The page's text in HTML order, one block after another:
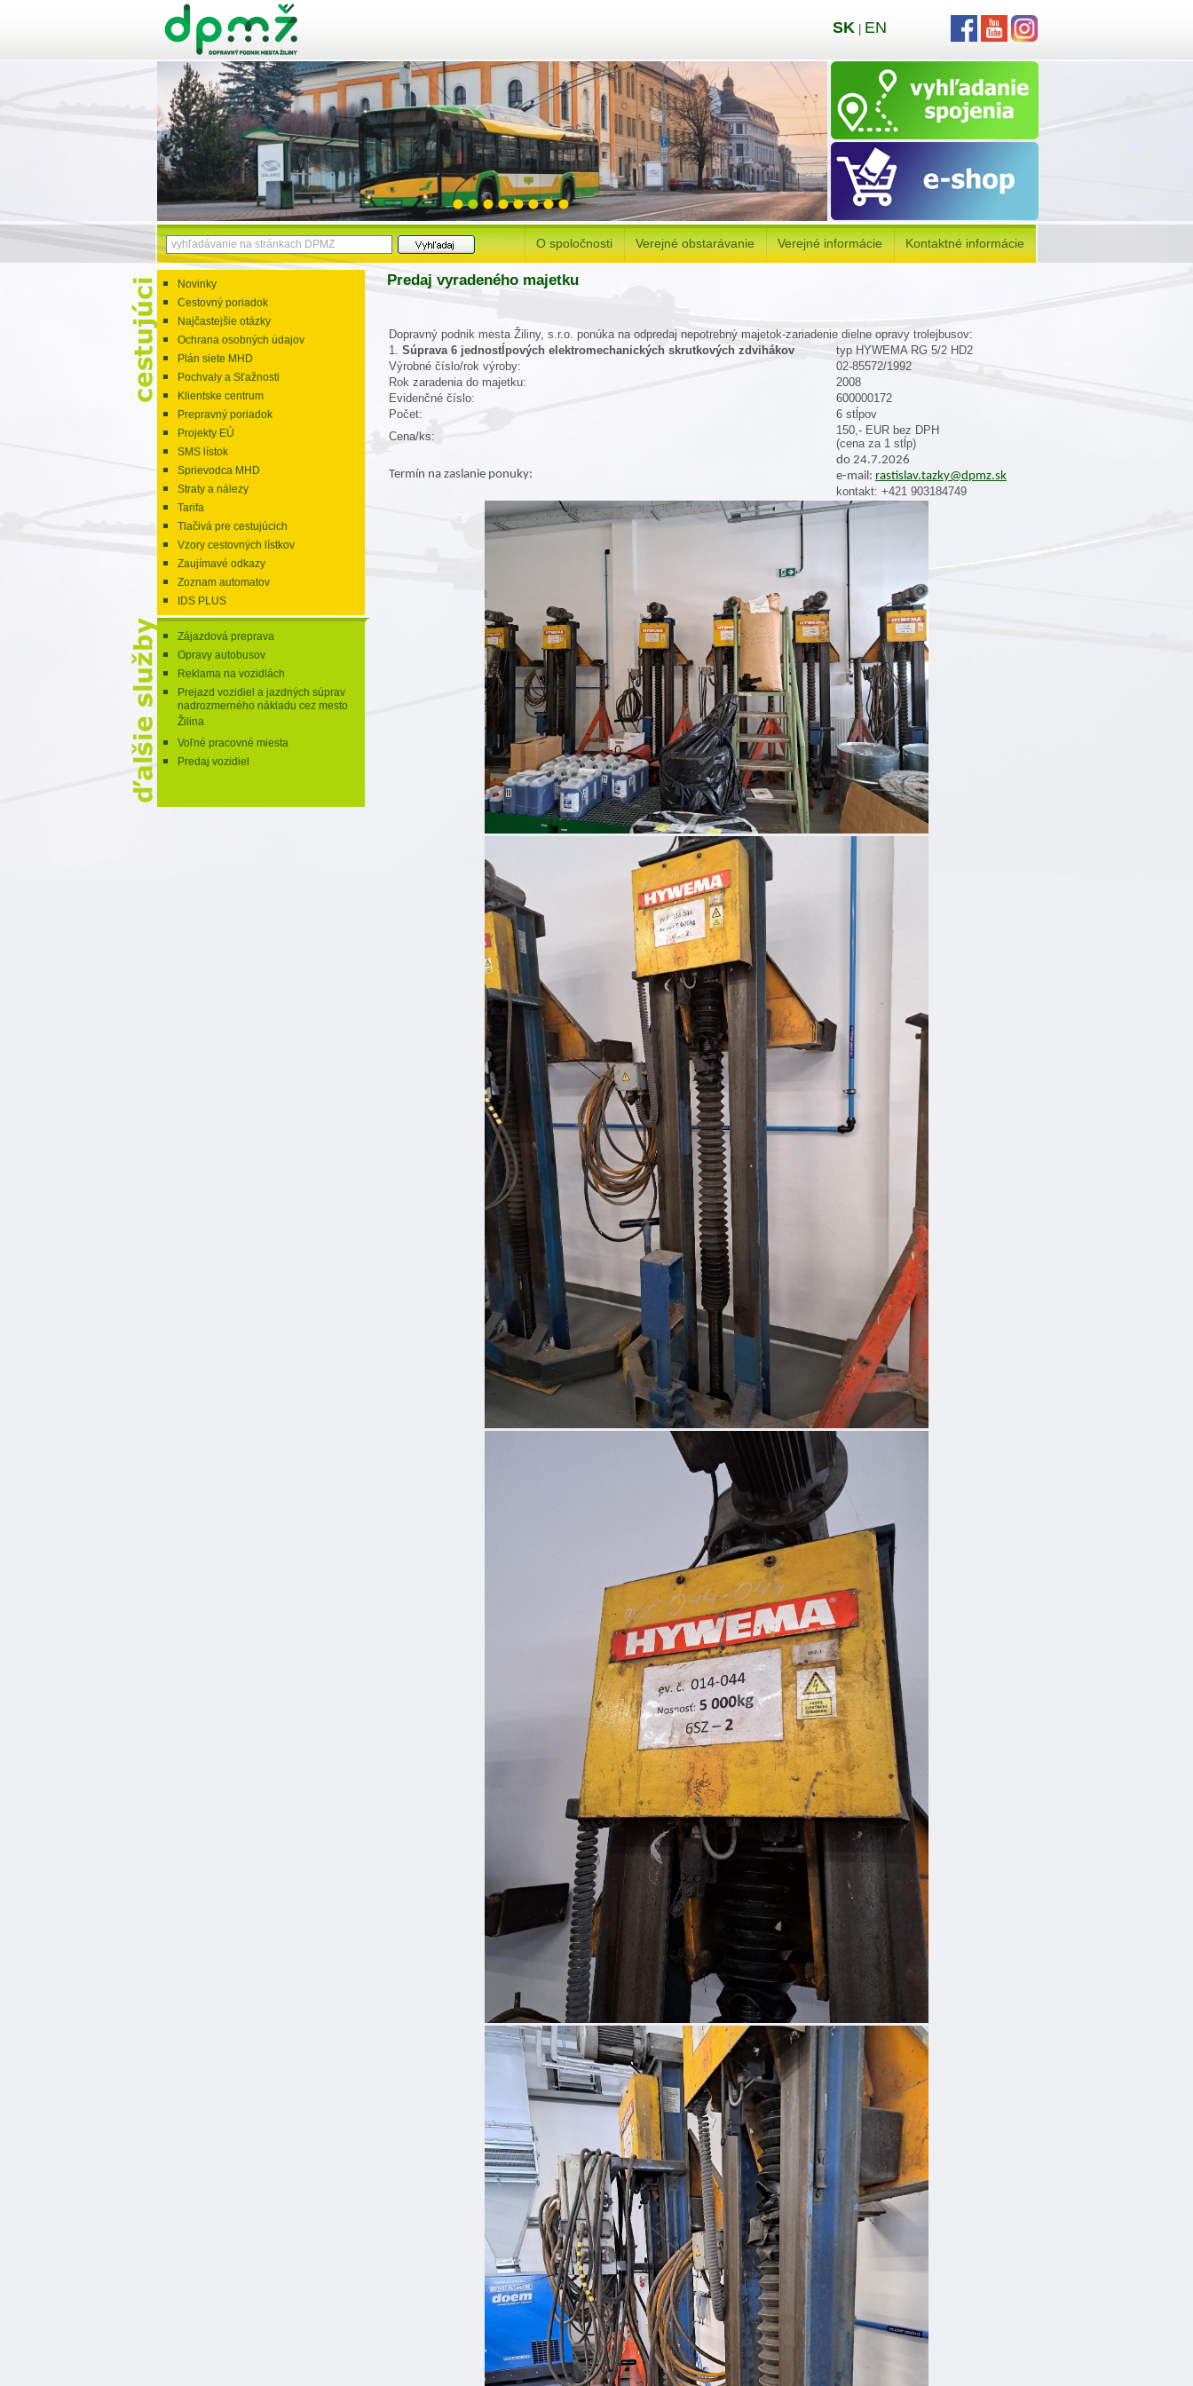
O spoločnosti Verejné obstarávanie Verejné informácie Kontaktné informácie
Novinky
Cestovný poriadok
Najčastejšie otázky
Ochrana osobných údajov
Plán siete MHD
Pochvaly a Sťažnosti
Klientske centrum
Prepravný poriadok
Projekty EÚ
SMS lístok
Sprievodca MHD
Straty a nálezy
Tarifa
Tlačivá pre cestujúcich
Vzory cestovných lístkov
Zaujímavé odkazy
Zoznam automatov
IDS PLUS
Zájazdová preprava
Opravy autobusov
Reklama na vozidlách
Prejazd vozidiel a jazdných súprav
nadrozmerného nákladu cez mesto
Žilina
Voľné pracovné miesta
Predaj vozidiel
Predaj vyradeného majetku
Dopravný podnik mesta Žiliny, s.r.o. ponúka na odpredaj nepotrebný majetok-zariadenie dielne opravy trolejbusov:
1. Súprava 6 jednostĺpových elektromechanických skrutkových zdvihákov
typ HYWEMA RG 5/2 HD2
Výrobné číslo/rok výroby:
02-85572/1992
Rok zaradenia do majetku:
2008
Evidenčné číslo:
600000172
Počet:
6 stĺpov
Cena/ks:
150,- EUR bez DPH
(cena za 1 stĺp)
Termín na zaslanie ponuky:
do 24.7.2026
e-mail: rastislav.tazky@dpmz.sk
kontakt: +421 903184749
SK EN